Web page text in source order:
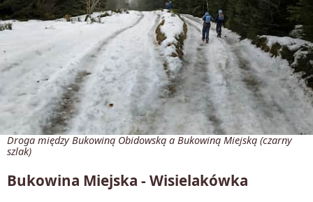
Droga między Bukowiną Obidowską a Bukowiną Miejską (czarny
szlak)
Bukowina Miejska - Wisielakówka